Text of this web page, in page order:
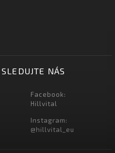
SLEDUJTE NÁS
Facebook:
Hillvital
Instagram:
@hillvital_eu